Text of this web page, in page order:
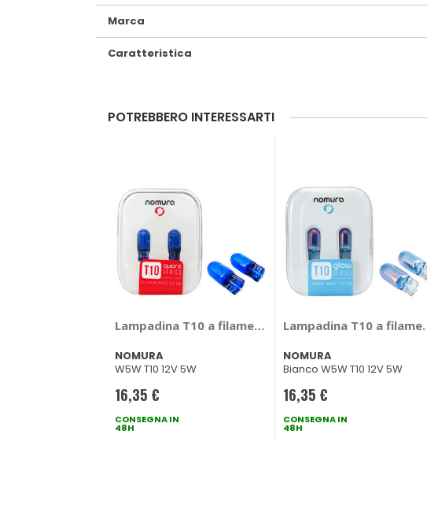
Marca
Caratteristica
POTREBBERO INTERESSARTI
Lampadina T10 a filamento Quarz T10 - NOMURA
NOMURA
W5W T10 12V 5W
16,35 €
CONSEGNA IN
48H
Lampadina T10 a
NOMURA
Bianco W5W T10 12V 5W
16,35 €
CONSEGNA IN
48H